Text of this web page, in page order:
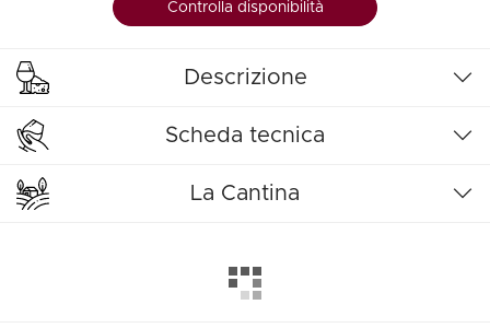
Controlla disponibilità
Descrizione
Scheda tecnica
La Cantina